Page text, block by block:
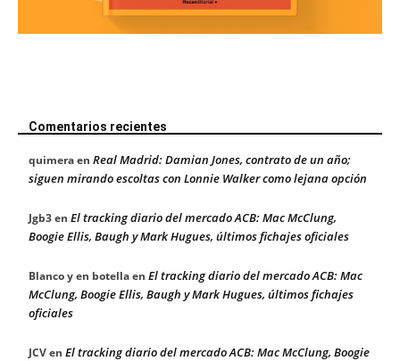
Comentarios recientes
quimeraen Real Madrid: Damian Jones, contrato de un año;
siguen mirando escoltas con Lonnie Walker como lejana opción
Jgb3en El tracking diario del mercado ACB: Mac McClung,
Boogie Ellis, Baugh y Mark Hugues, últimos fichajes oficiales
Blanco y en botellaen El tracking diario del mercado ACB: Mac
McClung, Boogie Ellis, Baugh y Mark Hugues, últimos fichajes
oficiales
JCVen El tracking diario del mercado ACB: Mac McClung, Boogie